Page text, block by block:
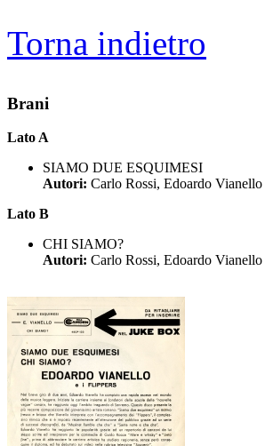
Torna indietro
Brani
Lato A
SIAMO DUE ESQUIMESI
Autori: Carlo Rossi, Edoardo Vianello
Lato B
CHI SIAMO?
Autori: Carlo Rossi, Edoardo Vianello